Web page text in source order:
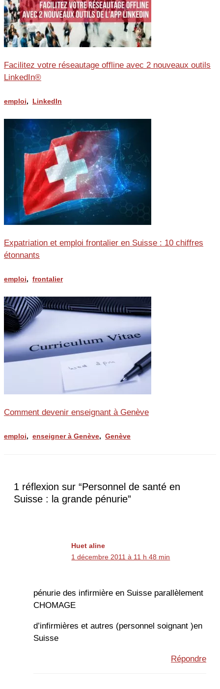
Facilitez votre réseautage offline avec 2 nouveaux outils
LinkedIn®
emploi, LinkedIn
Expatriation et emploi frontalier en Suisse : 10 chiffres
étonnants
emploi, frontalier
Comment devenir enseignant à Genève
emploi, enseigner à Genève, Genève
1 réflexion sur “Personnel de santé en
Suisse : la grande pénurie”
Huet aline
1 décembre 2011 à 11 h 48 min
pénurie des infirmière en Suisse parallèlement
CHOMAGE
d’infirmières et autres (personnel soignant )en
Suisse
Répondre